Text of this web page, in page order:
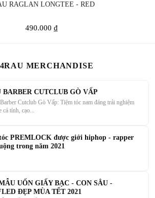
RAGLAN LONGTEE - RED
490.000 ₫
MERCHANDISE
BARBER CUTCLUB GÒ VẤP
Cutclub Gò Vấp: Tiệm tóc nam đáng trải nghiệm
cá tính, cạo...
PREMLOCK được giới hiphop - rapper
trong năm 2021
UỐN GIẤY BẠC - CON SÂU -
ĐẸP MÙA TẾT 2021